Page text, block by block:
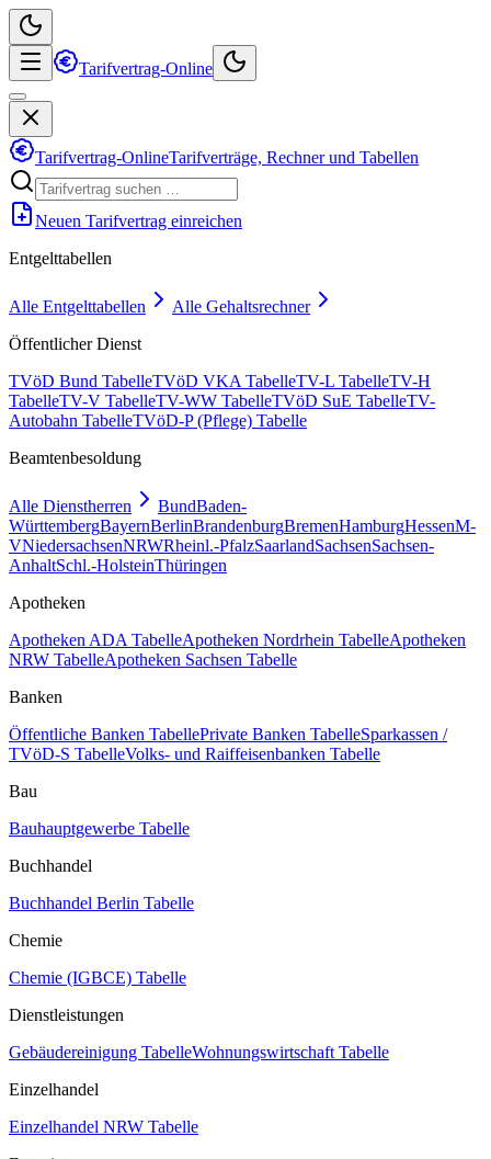
Tarifvertrag-Online
Tarifvertrag-OnlineTarifverträge, Rechner und Tabellen
Neuen Tarifvertrag einreichen
Entgelttabellen
Alle Entgelttabellen
Alle Gehaltsrechner
Öffentlicher Dienst
TVöD Bund TabelleTVöD VKA TabelleTV-L TabelleTV-H
TabelleTV-V TabelleTV-WW TabelleTVöD SuE TabelleTV-
Autobahn TabelleTVöD-P (Pflege) Tabelle
Beamtenbesoldung
Alle Dienstherren BundBaden-
WürttembergBayernBerlinBrandenburgBremenHamburgHessenM-
VNiedersachsenNRWRheinl.-PfalzSaarlandSachsenSachsen-
AnhaltSchl.-HolsteinThüringen
Apotheken
Apotheken ADA TabelleApotheken Nordrhein TabelleApotheken
NRW TabelleApotheken Sachsen Tabelle
Banken
Öffentliche Banken TabellePrivate Banken TabelleSparkassen /
TVöD-S TabelleVolks- und Raiffeisenbanken Tabelle
Bau
Bauhauptgewerbe Tabelle
Buchhandel
Buchhandel Berlin Tabelle
Chemie
Chemie (IGBCE) Tabelle
Dienstleistungen
Gebäudereinigung TabelleWohnungswirtschaft Tabelle
Einzelhandel
Einzelhandel NRW Tabelle